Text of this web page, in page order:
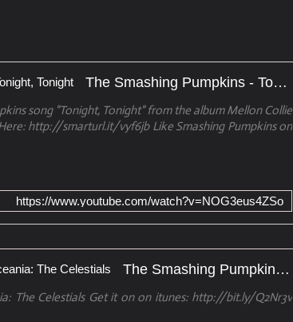
The Smashing Pumpkins - Tonight, Tonight
song "Tonight, Tonight" from the album Mellon Collie
http://smarturl.it/vyf6jb Like Smashing Pumpkins on
https://www.youtube.com/watch?v=NOG3eus4ZSo
The Smashing Pumpkins Oceania: The Celestials
The Celestials Get it on on itunes: http://bit.ly/Q2Nr3v